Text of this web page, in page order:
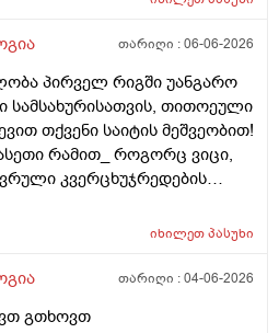
თარიღი :06-06-2026
პირველ რიგში უანგარო
თითოეული
თქვენი საიტის მეშვეობით!
რამით_ როგორც ვიცი,
კვერცხუჯრედების
ინდივიდუალურია? რაზეა
ქალის
ქალბატონს მეტი
იხილეთპასუხი
თარიღი :04-06-2026
გთხოვთ